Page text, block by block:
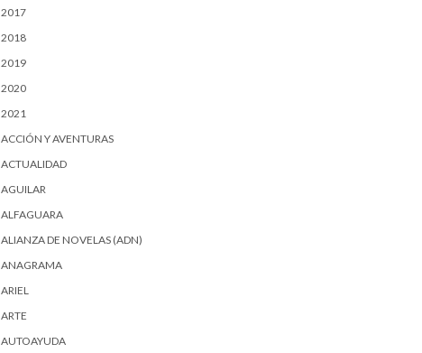
2017
2018
2019
2020
2021
ACCIÓN Y AVENTURAS
ACTUALIDAD
AGUILAR
ALFAGUARA
ALIANZA DE NOVELAS (ADN)
ANAGRAMA
ARIEL
ARTE
AUTOAYUDA